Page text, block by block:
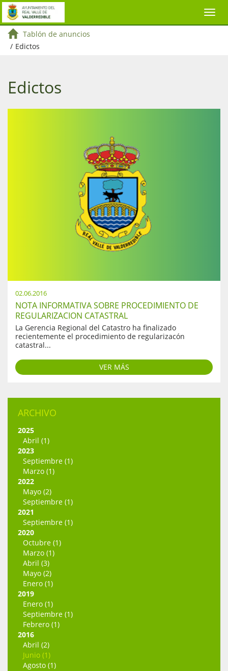
Tablón de anuncios
/ Edictos
Edictos
02.06.2016
NOTA INFORMATIVA SOBRE PROCEDIMIENTO DE
REGULARIZACION CATASTRAL
La Gerencia Regional del Catastro ha finalizado
recientemente el procedimiento de regularizacón
catastral...
VER MÁS
ARCHIVO
2025
Abril (1)
2023
Septiembre (1)
Marzo (1)
2022
Mayo (2)
Septiembre (1)
2021
Septiembre (1)
2020
Octubre (1)
Marzo (1)
Abril (3)
Mayo (2)
Enero (1)
2019
Enero (1)
Septiembre (1)
Febrero (1)
2016
Abril (2)
Junio (1)
Agosto (1)